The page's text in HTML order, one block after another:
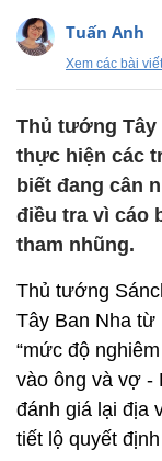
Tuấn Anh
Xem các bài
Thủ tướng Tây
thực hiện các
biết đang cân
điều tra vì cáo
tham nhũng.
Thủ tướng
Tây Ban Nha từ
“mức độ
vào ông và vợ -
đánh giá lại địa
tiết lộ quyết